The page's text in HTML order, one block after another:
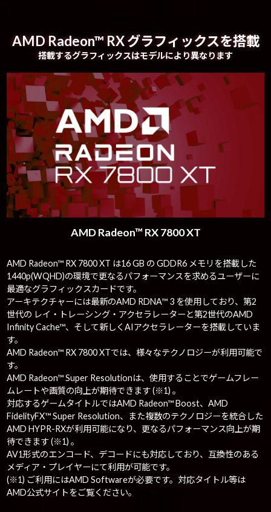
AMD Radeon™ RX グラフィックスを搭載
搭載するグラフィックスはモデルにより異なります
AMD Radeon™ RX 7800 XT
AMD Radeon™ RX 7800 XT は16 GB の GDDR6 メモリを搭載した
1440p(WQHD)の環境で更なるパフォーマンスを求めるユーザーに
最適なグラフィックスカードです。
アーキテクチャーには最新のAMD RDNA™ 3 を使用しており、第2
世代の レイ・トレーシング・アクセラレーターと第2世代のAMD
Infinity Cache™、そして新しくAIアクセラレーターを搭載していま
す。
AMD Radeon™ RX 7800 XTでは、様々なテクノロジーが利用可能で
す。
AMD Radeon™ Super Resolutionは、使用することでゲームフレー
ムレートや画質の向上が期待できます (※1) 。
対応するゲームタイトルではAMD Radeon™ Boost、AMD
FidelityFX™ Super Resolution、また複数のテクノロジーを統合した
AMD HYPR-RXが利用可能になり、更なるパフォーマンス向上が期
待できます (※1) 。
AV1形式のエンコード、デコードにも対応しており、互換性のある
メディア・プレイヤーにて利用が可能です。
(※1) ご利用にはAMD Softwareが必要です。対応タイトル等は
AMD公式サイトをご覧ください。